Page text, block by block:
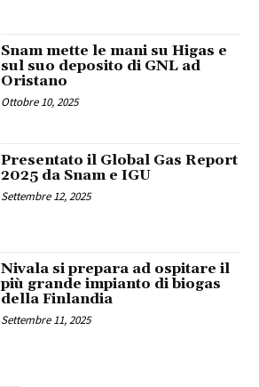
Snam mette le mani su Higas e
sul suo deposito di GNL ad
Oristano
Ottobre 10, 2025
Presentato il Global Gas Report
2025 da Snam e IGU
Settembre 12, 2025
Nivala si prepara ad ospitare il
più grande impianto di biogas
della Finlandia
Settembre 11, 2025